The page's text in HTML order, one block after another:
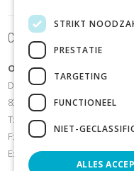
Contact
OrthoShop Sijsele
Dorpsstraat 106
8340 Sijsele - Damme
T:
+32 50/35 70 07
F: +32(0)50 35 70 44
E:
STRIKT
PRESTATIE
TARGETING
FUNCTIONEEL
NIET-
ALLES